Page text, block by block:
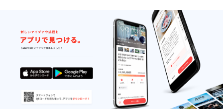
5 ... 次のページ